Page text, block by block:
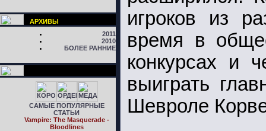
АРХИВЫ
2011
2010
БОЛЕЕ РАННИЕ
САМЫЕ ПОПУЛЯРНЫЕ
СТАТЬИ
Vampire: The Masquerade -
Bloodlines
игроков из
время в
конкурсах и
выиграть
Шевроле